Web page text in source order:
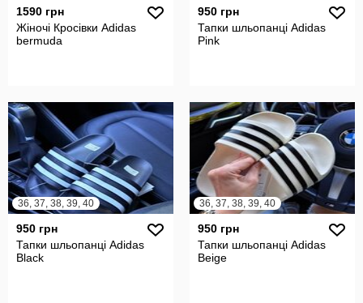
1590 грн
Жіночі Кросівки Adidas
bermuda
950 грн
Тапки шльопанці Adidas
Pink
36, 37, 38, 39, 40
950 грн
Тапки шльопанці Adidas
Black
36, 37, 38, 39, 40
950 грн
Тапки шльопанці Adidas
Beige